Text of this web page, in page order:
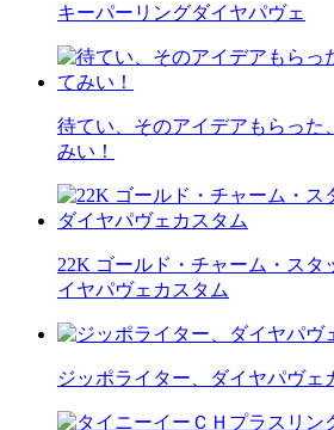
キーパーリングダイヤパヴェ
待てい、そのアイデアもらった
みい！
22K ゴールド・チャーム・スタ
イヤパヴェカスタム
ジッポライター、ダイヤパヴェ